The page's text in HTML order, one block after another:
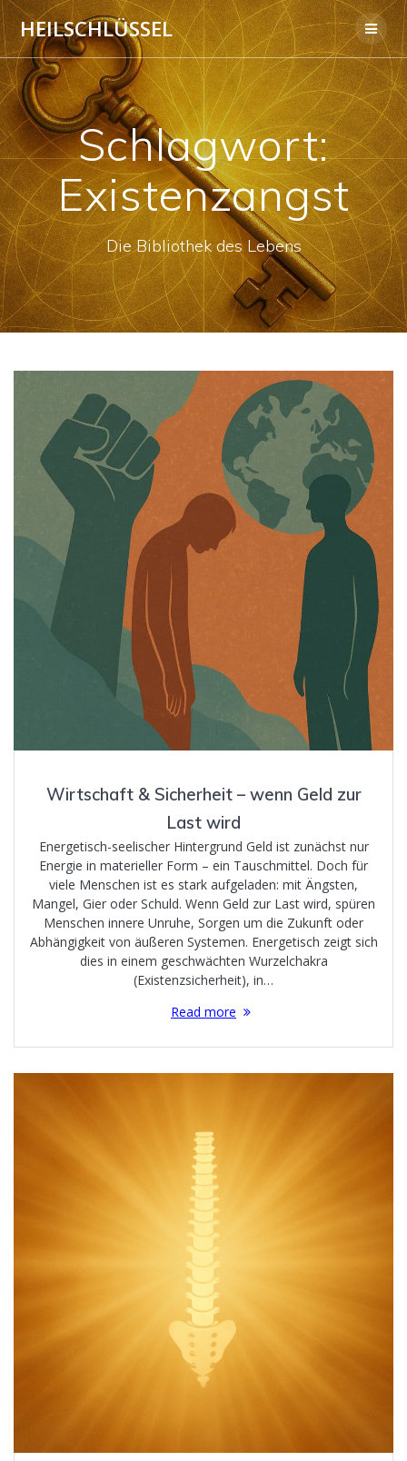
Skip
to
content
HEILSCHLÜSSEL
Schlagwort:
Existenzangst
Die Bibliothek des Lebens
Wirtschaft & Sicherheit – wenn Geld zur
Last wird
Energetisch-seelischer Hintergrund Geld ist zunächst nur
Energie in materieller Form – ein Tauschmittel. Doch für
viele Menschen ist es stark aufgeladen: mit Ängsten,
Mangel, Gier oder Schuld. Wenn Geld zur Last wird, spüren
Menschen innere Unruhe, Sorgen um die Zukunft oder
Abhängigkeit von äußeren Systemen. Energetisch zeigt sich
dies in einem geschwächten Wurzelchakra
(Existenzsicherheit), in…
Read more